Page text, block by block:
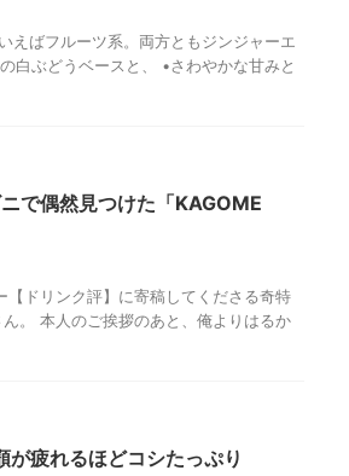
えばフルーツ系。両方ともジンジャーエ
白ぶどうベースと、 •さわやかな甘みと
で偶然見つけた「KAGOME
ドリンク評】に寄稿してくださる奇特
。 本人のご挨拶のあと、俺よりはるか
疲れるほどコシたっぷり